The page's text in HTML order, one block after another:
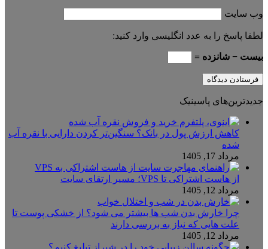
وب‌ سایت
لطفا پاسخ را به عدد انگلیسی وارد کنید:
بیست − شانزده =
جدیدترین‌های پاسینیک
کاهش ارزش پول در بانک؟ سنگین‌تر کردن دارایی با نقره آب
شده
مرداد 17, 1405
از هاست اشتراکی تا VPS؛ مسیر ارتقای سایت
مرداد 12, 1405
چرا خارش بدن شب ها بیشتر می شود؟ از خشکی پوست تا
علت هایی که نیاز به بررسی دارند
مرداد 12, 1405